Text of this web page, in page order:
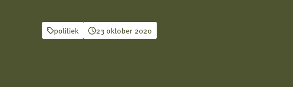
politiek 23 oktober 2020